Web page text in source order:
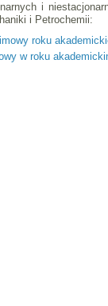
i
i Petrochemii:
roku
w roku